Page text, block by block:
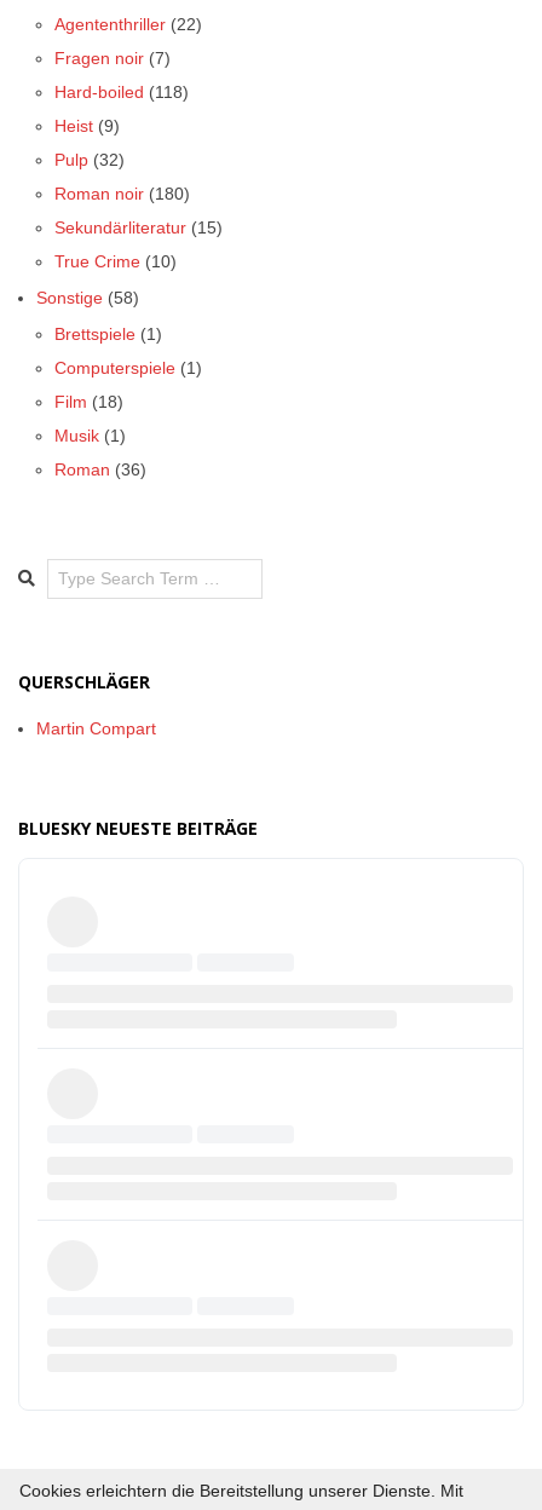
Agententhriller (22)
Fragen noir (7)
Hard-boiled (118)
Heist (9)
Pulp (32)
Roman noir (180)
Sekundärliteratur (15)
True Crime (10)
Sonstige (58)
Brettspiele (1)
Computerspiele (1)
Film (18)
Musik (1)
Roman (36)
Search
QUERSCHLÄGER
Martin Compart
BLUESKY NEUESTE BEITRÄGE
Cookies erleichtern die Bereitstellung unserer Dienste. Mit